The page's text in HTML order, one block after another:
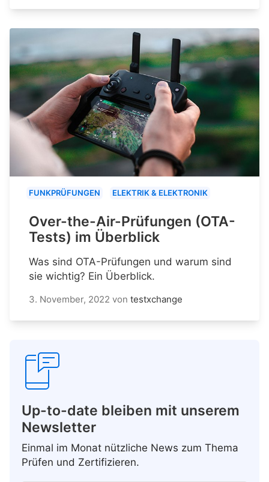
FUNKPRÜFUNGEN ELEKTRIK & ELEKTRONIK
Over-the-Air-Prüfungen (OTA-
Tests) im Überblick
Was sind OTA-Prüfungen und warum sind
sie wichtig? Ein Überblick.
3. November, 2022 von testxchange
Up-to-date bleiben mit unserem
Newsletter
Einmal im Monat nützliche News zum Thema
Prüfen und Zertifizieren.